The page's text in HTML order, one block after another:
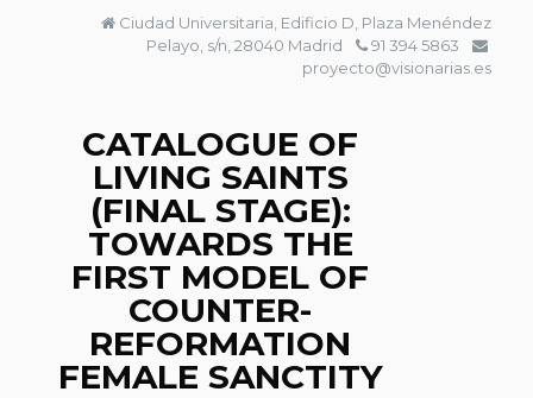
Ciudad Universitaria, Edificio D, Plaza Menéndez
Pelayo, s/n, 28040 Madrid
91 394 5863
proyecto@visionarias.es
CATALOGUE OF
LIVING SAINTS
(FINAL STAGE):
TOWARDS THE
FIRST MODEL OF
COUNTER-
REFORMATION
FEMALE SANCTITY